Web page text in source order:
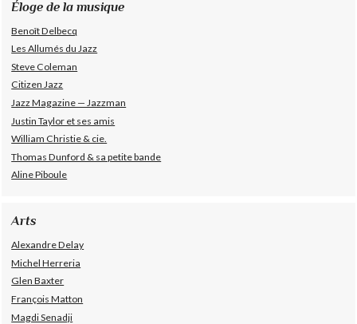
Éloge de la musique
Benoît Delbecq
Les Allumés du Jazz
Steve Coleman
Citizen Jazz
Jazz Magazine — Jazzman
Justin Taylor et ses amis
William Christie & cie.
Thomas Dunford & sa petite bande
Aline Piboule
Arts
Alexandre Delay
Michel Herreria
Glen Baxter
François Matton
Magdi Senadji